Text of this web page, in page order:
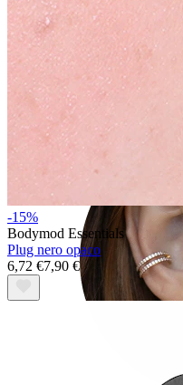
-15%
Bodymod Essentials
Plug nero opaco
6,72 €7,90 €